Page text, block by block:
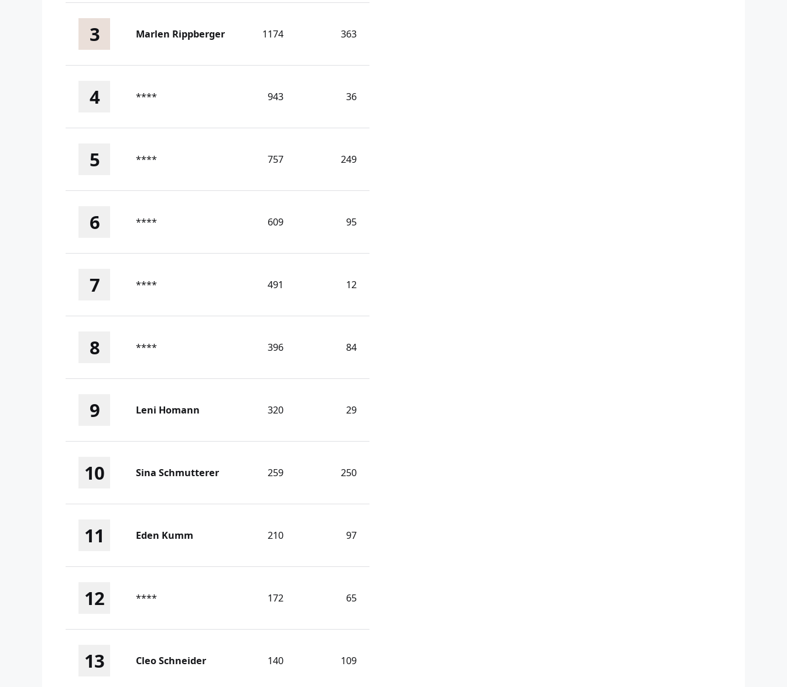
3 Marlen Rippberger 1174 363
4 **** 943 36
5 **** 757 249
6 **** 609 95
7 **** 491 12
8 **** 396 84
9 Leni Homann 320 29
10 Sina Schmutterer 259 250
11 Eden Kumm 210 97
12 **** 172 65
13 Cleo Schneider 140 109